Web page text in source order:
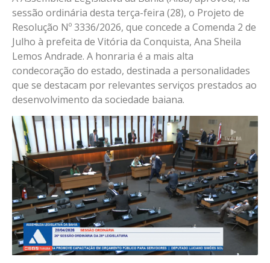
sessão ordinária desta terça-feira (28), o Projeto de
Resolução Nº 3336/2026, que concede a Comenda 2 de
Julho à prefeita de Vitória da Conquista, Ana Sheila
Lemos Andrade. A honraria é a mais alta
condecoração do estado, destinada a personalidades
que se destacam por relevantes serviços prestados ao
desenvolvimento da sociedade baiana.